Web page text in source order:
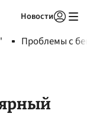
Новости
Проблемы с